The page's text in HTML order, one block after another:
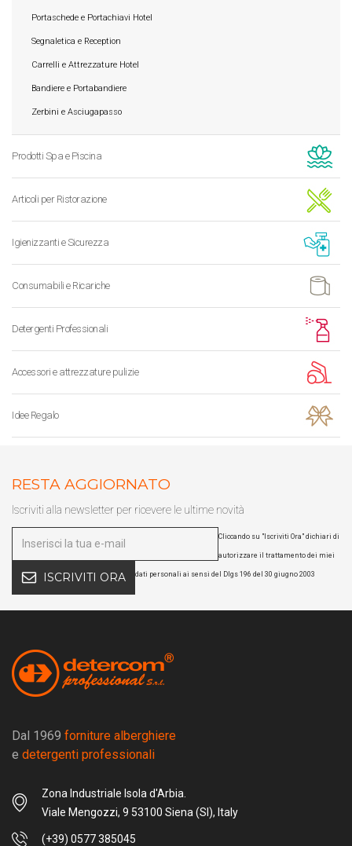
Portaschede e Portachiavi Hotel
Segnaletica e Reception
Carrelli e Attrezzature Hotel
Bandiere e Portabandiere
Zerbini e Asciugapasso
Prodotti Spa e Piscina
Articoli per Ristorazione
Igienizzanti e Sicurezza
Consumabili e Ricariche
Detergenti Professionali
Accessori e attrezzature pulizie
Idee Regalo
RESTA AGGIORNATO
Iscriviti alla newsletter per ricevere le ultime novità
ISCRIVITI ORA
Cliccando su "Iscriviti Ora" dichiari di
autorizzare il trattamento dei miei
dati personali ai sensi del Dlgs 196 del 30 giugno 2003
Dal 1969 forniture alberghiere
e detergenti professionali
Zona Industriale Isola d'Arbia.
Viale Mengozzi, 9 53100 Siena (SI), Italy
(+39) 0577 385045